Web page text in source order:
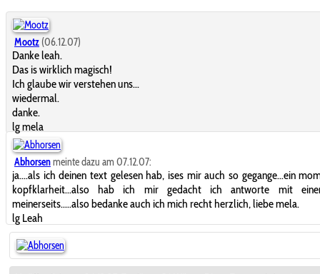
Mootz (06.12.07)
Danke leah.
Das is wirklich magisch!
Ich glaube wir verstehen uns...
wiedermal.
danke.
lg mela
Abhorsenmeinte dazu am 07.12.07:
ja....als ich deinen text gelesen hab, ises mir auch so gegange...ein
kopfklarheit...also hab ich mir gedacht ich antworte mit
meinerseits.....also bedanke auch ich mich recht herzlich, liebe mela.
lg Leah